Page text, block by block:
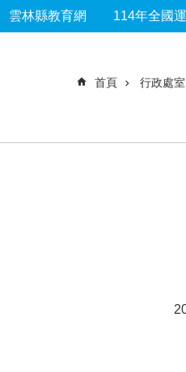
雲林縣教育網 114年全國
首頁 行政處室